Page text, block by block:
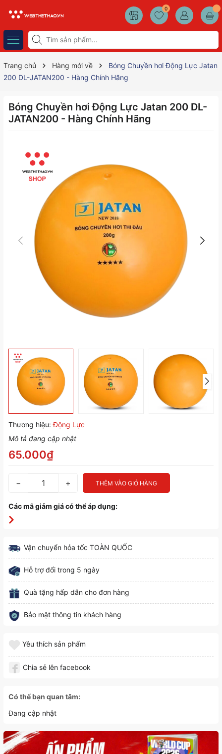
0
Trang chủ Hàng mới về
Bóng Chuyền hơi Động Lực Jatan
200 DL-JATAN200 - Hàng Chính Hãng
Bóng Chuyền hơi Động Lực Jatan 200 DL-
JATAN200 - Hàng Chính Hãng
Thương hiệu: Động Lực
Mô tả đang cập nhật
65.000₫
− + THÊM VÀO GIỎ HÀNG
Các mã giảm giá có thể áp dụng:
Vận chuyển hỏa tốc TOÀN QUỐC
Hỗ trợ đổi trong 5 ngày
Quà tặng hấp dẫn cho đơn hàng
Bảo mật thông tin khách hàng
Yêu thích sản phẩm
Chia sẻ lên facebook
Có thể bạn quan tâm:
Đang cập nhật